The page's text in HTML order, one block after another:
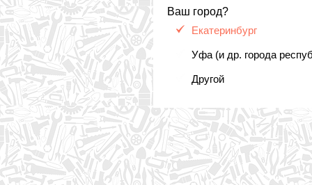
Ваш город?
Екатеринбург
Уфа (и др. города
Другой